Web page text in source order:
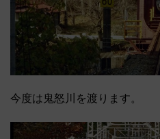
今度は鬼怒川を渡ります。